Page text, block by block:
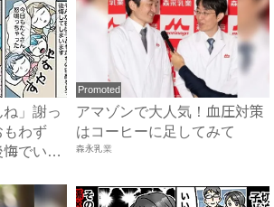
ね」謝っ
もわず
でいっ
Promoted
アマゾンで大人気！血圧対策
はコーヒーに足してみて
森永乳業